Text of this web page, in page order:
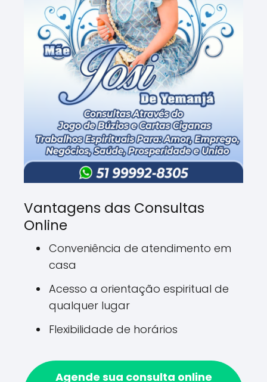
Vantagens das Consultas
Online
Conveniência de atendimento em
casa
Acesso a orientação espiritual de
qualquer lugar
Flexibilidade de horários
Agende sua consulta online